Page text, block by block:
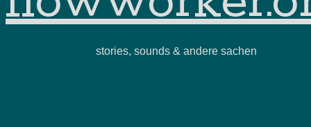
stories, sounds & andere sachen